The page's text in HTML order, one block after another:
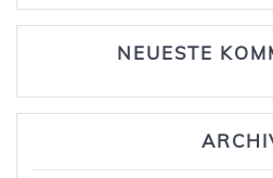
NEUESTE